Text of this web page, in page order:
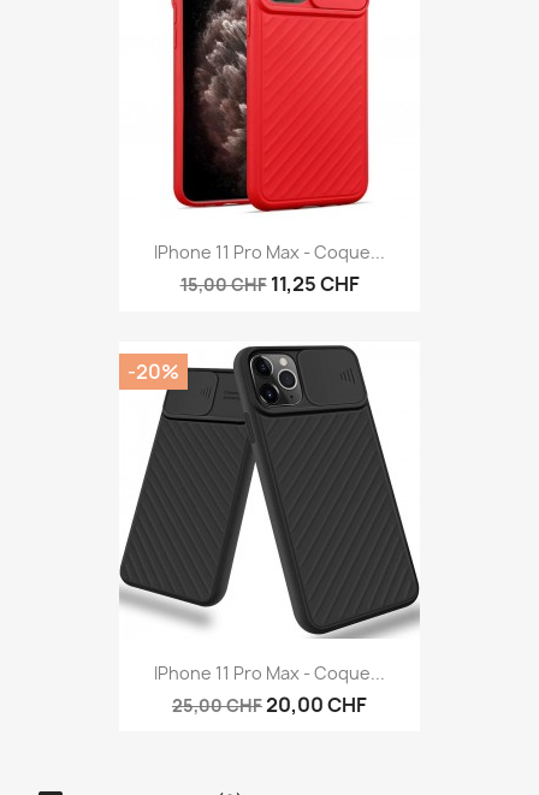
IPhone 11 Pro Max - Coque...
15,00 CHF 11,25 CHF
IPhone 11 Pro Max - Coque...
25,00 CHF20,00 CHF
-20%